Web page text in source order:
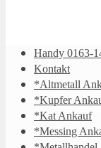
Handy 0163-
Kontakt
*Altmetall
*Kupfer
*Kat Ankauf
*Messing